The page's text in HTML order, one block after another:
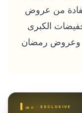
من عروض
الكبرى
وعروض رمضان
نون · EXCLUSIVE